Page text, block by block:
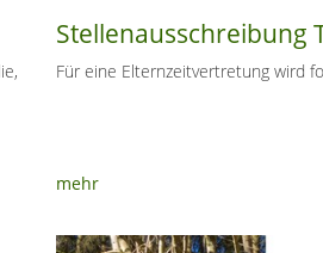
Stellenausschreibung
Für eine Elternzeitvertretung wird
mehr